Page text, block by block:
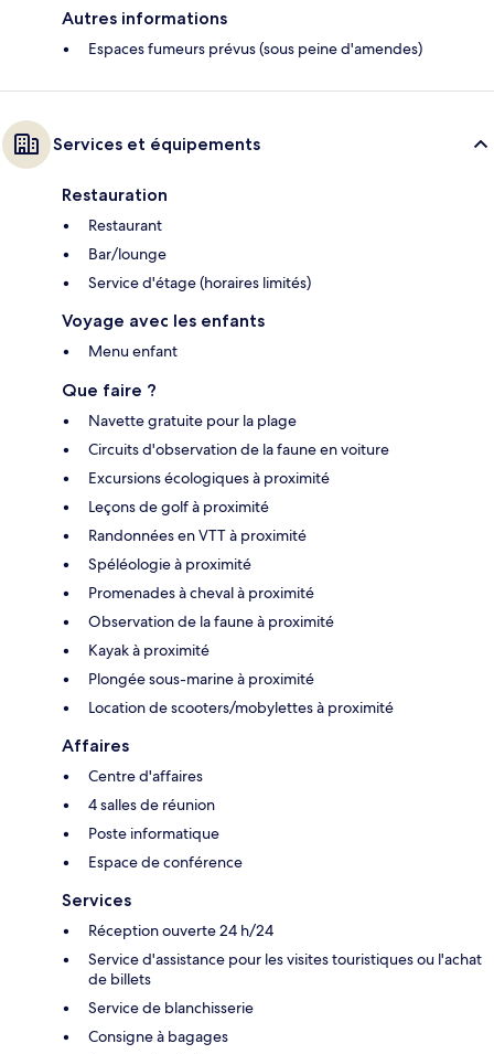
Autres informations
Espaces fumeurs prévus (sous peine d'amendes)
Services et équipements
Restauration
Restaurant
Bar/lounge
Service d'étage (horaires limités)
Voyage avec les enfants
Menu enfant
Que faire ?
Navette gratuite pour la plage
Circuits d'observation de la faune en voiture
Excursions écologiques à proximité
Leçons de golf à proximité
Randonnées en VTT à proximité
Spéléologie à proximité
Promenades à cheval à proximité
Observation de la faune à proximité
Kayak à proximité
Plongée sous-marine à proximité
Location de scooters/mobylettes à proximité
Affaires
Centre d'affaires
4 salles de réunion
Poste informatique
Espace de conférence
Services
Réception ouverte 24 h/24
Service d'assistance pour les visites touristiques ou l'achat
de billets
Service de blanchisserie
Consigne à bagages